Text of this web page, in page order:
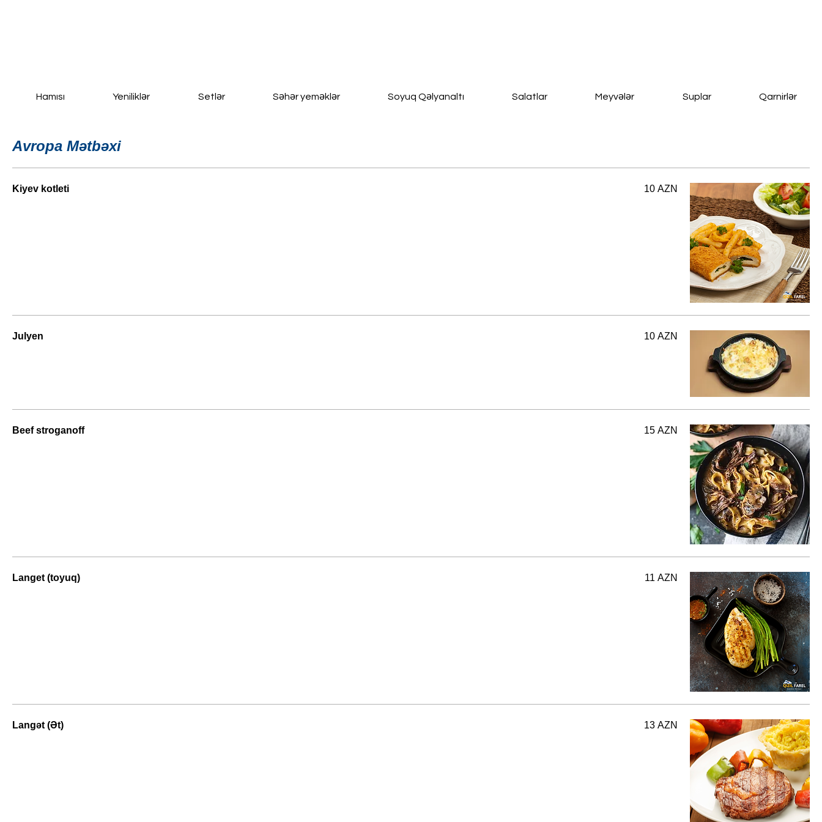
Hamısı Yeniliklər Setlər Səhər yeməklər Soyuq Qəlyanaltı Salatlar Meyvələr Suplar Qarnirlər
Avropa Mətbəxi
Kiyev kotleti 10 AZN
Julyen 10 AZN
Beef stroganoff 15 AZN
Langet (toyuq) 11 AZN
Langət (Ət) 13 AZN